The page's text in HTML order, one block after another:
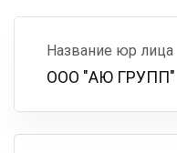
Название юр лица
ООО "АЮ ГРУПП"